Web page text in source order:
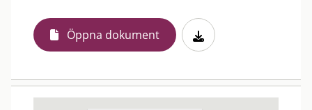
Öppna dokument